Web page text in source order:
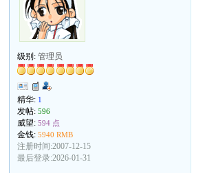
级别:管理员
精华: 1
发帖:596
威望:594 点
金钱:5940 RMB
注册时间:2007-12-15
最后登录:2026-01-31